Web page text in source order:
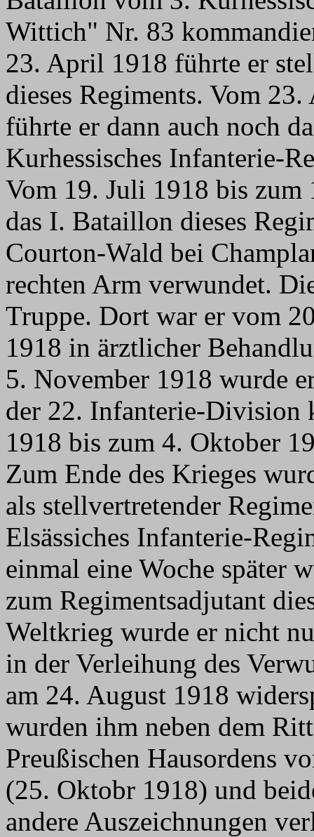
Wittich" Nr. 83
23. April 1918 führte er
dieses Regiments. Vom
führte er dann auch noch
Kurhessisches Infanterie-
Vom 19. Juli 1918 bis
das I. Bataillon dieses
Courton-Wald bei
rechten Arm verwundet.
Truppe. Dort war er vom
1918 in ärztlicher
5. November 1918 wurde
der 22. Infanterie-Division
1918 bis zum 4. Oktober
Zum Ende des Krieges
als stellvertretender
Elsässiches Infanterie-
einmal eine Woche später
zum Regimentsadjutant
Weltkrieg wurde er nicht
in der Verleihung des
am 24. August 1918
wurden ihm neben dem
Preußischen Hausordens
(25. Oktobr 1918) und
andere Auszeichnungen